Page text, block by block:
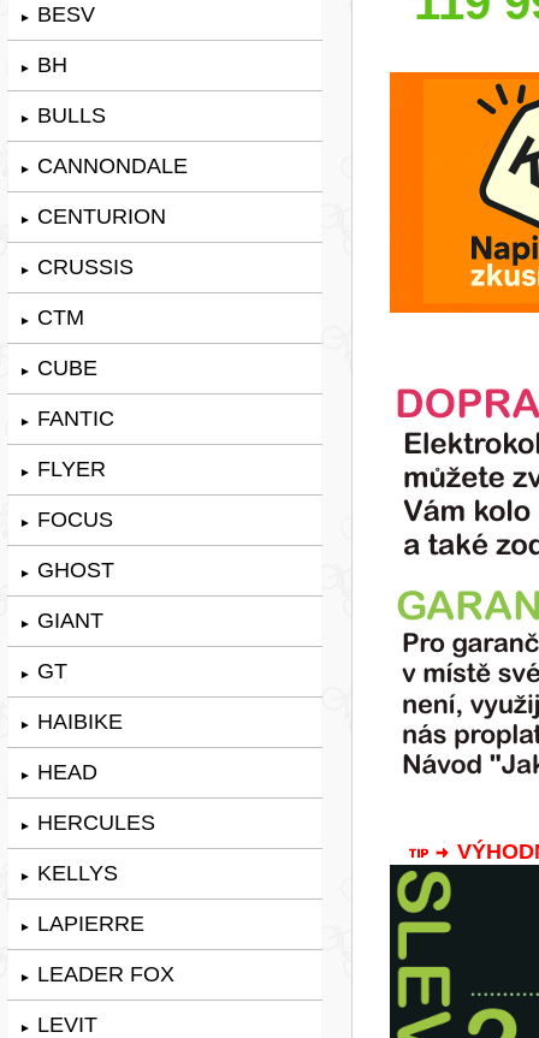
► BESV
► BH
► BULLS
► CANNONDALE
► CENTURION
► CRUSSIS
► CTM
► CUBE
► FANTIC
► FLYER
► FOCUS
► GHOST
► GIANT
► GT
► HAIBIKE
► HEAD
► HERCULES
► KELLYS
► LAPIERRE
► LEADER FOX
► LEVIT